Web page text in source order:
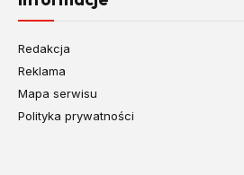
Redakcja
Reklama
Mapa serwisu
Polityka prywatności